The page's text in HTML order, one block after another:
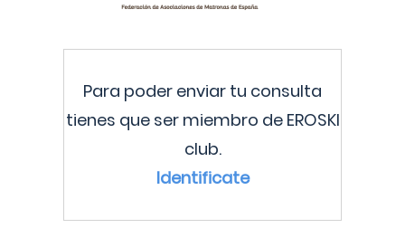
Para poder enviar tu consulta
tienes que ser miembro de EROSKI
club.
Identificate